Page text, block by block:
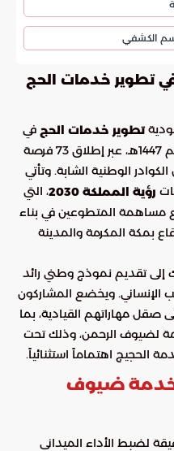
الكشفي
تطوير خدمات الحج
تطوير خدمات الحج في
طليعة التزاماتها الاستراتيجية لموسم 1447هـ، عبر إطلاق 73 فرصة
الوطنية الشابة. وتأتي
رؤية المملكة 2030
، التي
مساهمة المتطوعين في بناء
بمكة المكرمة والمدينة
إلى تقديم نموذج وطني رائد
الإنساني. ويخضع المشاركون
صقل مهاراتهم القيادية، بما
لضيوف الرحمن، وذلك تحت
الحجيج اهتماماً استثنائياً.
لخدمة ضيوف
لضبط الأداء الميداني